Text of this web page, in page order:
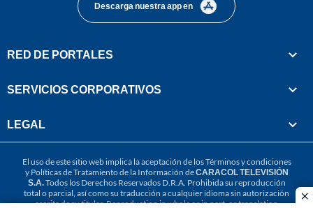
Descarga nuestra app en
RED DE PORTALES
SERVICIOS CORPORATIVOS
LEGAL
El uso de este sitio web implica la aceptación de losTérminos y condiciones
y Políticas de Tratamiento de la Información deCARACOL TELEVISIÓN
S.A.Todos los Derechos Reservados D.R.A. Prohibida su reproducción
total o parcial, así como su traducción a cualquier idioma sin autorización
escrita de su titular. Reproduction in whole or in part, or translation